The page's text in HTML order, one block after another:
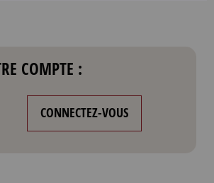
COMPTE :
CONNECTEZ-VOUS